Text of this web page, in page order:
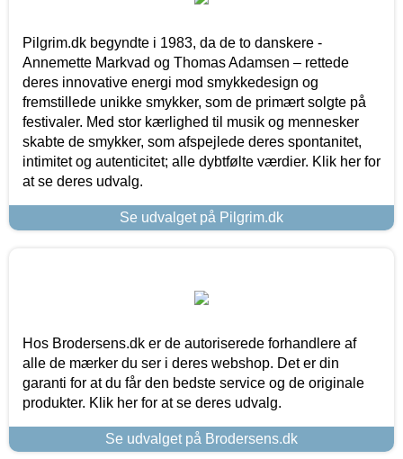
Pilgrim.dk begyndte i 1983, da de to danskere -
Annemette Markvad og Thomas Adamsen – rettede
deres innovative energi mod smykkedesign og
fremstillede unikke smykker, som de primært solgte på
festivaler. Med stor kærlighed til musik og mennesker
skabte de smykker, som afspejlede deres spontanitet,
intimitet og autenticitet; alle dybtfølte værdier. Klik her for
at se deres udvalg.
Se udvalget på Pilgrim.dk
Hos Brodersens.dk er de autoriserede forhandlere af
alle de mærker du ser i deres webshop. Det er din
garanti for at du får den bedste service og de originale
produkter. Klik her for at se deres udvalg.
Se udvalget på Brodersens.dk